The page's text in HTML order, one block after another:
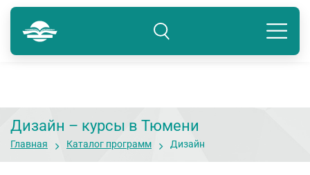
Тюмень
Подразделение: Тюмень
8 800 250-41-22
Дизайн – курсы в Тюмени
Главная Каталог программ Дизайн